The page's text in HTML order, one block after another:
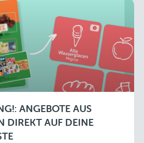
ANGEBOTE AUS
DIREKT AUF DEINE